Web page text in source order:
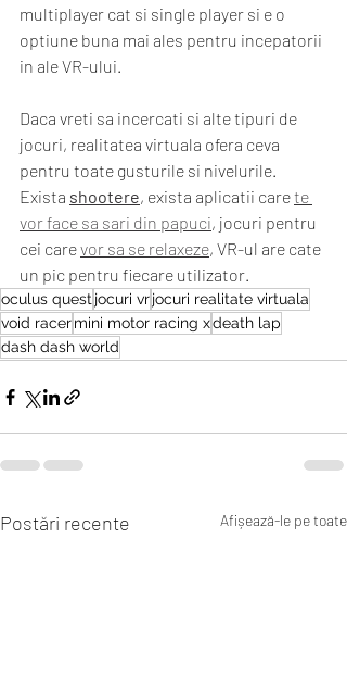
multiplayer cat si single player si e o
optiune buna mai ales pentru incepatorii
in ale VR-ului.
Daca vreti sa incercati si alte tipuri de
jocuri, realitatea virtuala ofera ceva
pentru toate gusturile si nivelurile.
Exista shootere, exista aplicatii care te
vor face sa sari din papuci, jocuri pentru
cei care vor sa se relaxeze, VR-ul are cate
un pic pentru fiecare utilizator.
oculus quest jocuri vrjocuri realitate virtuala
void racermini motor racing xdeath lap
dash dash world
Postări recente Afișează-le pe toate